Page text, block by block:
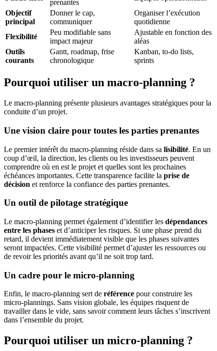
prenantes
Objectif
principal
Donner le cap,
communiquer
Organiser l’exécution
quotidienne
Flexibilité
Peu modifiable sans
impact majeur
Ajustable en fonction des
aléas
Outils
courants
Gantt, roadmap, frise
chronologique
Kanban, to-do lists,
sprints
Pourquoi utiliser un macro-planning ?
Le macro-planning présente plusieurs avantages stratégiques pour la
conduite d’un projet.
Une vision claire pour toutes les parties prenantes
Le premier intérêt du macro-planning réside dans sa lisibilité. En un
coup d’œil, la direction, les clients ou les investisseurs peuvent
comprendre où en est le projet et quelles sont les prochaines
échéances importantes. Cette transparence facilite la prise de
décision et renforce la confiance des parties prenantes.
Un outil de pilotage stratégique
Le macro-planning permet également d’identifier les dépendances
entre les phases et d’anticiper les risques. Si une phase prend du
retard, il devient immédiatement visible que les phases suivantes
seront impactées. Cette visibilité permet d’ajuster les ressources ou
de revoir les priorités avant qu’il ne soit trop tard.
Un cadre pour le micro-planning
Enfin, le macro-planning sert de référence pour construire les
micro-plannings. Sans vision globale, les équipes risquent de
travailler dans le vide, sans savoir comment leurs tâches s’inscrivent
dans l’ensemble du projet.
Pourquoi utiliser un micro-planning ?